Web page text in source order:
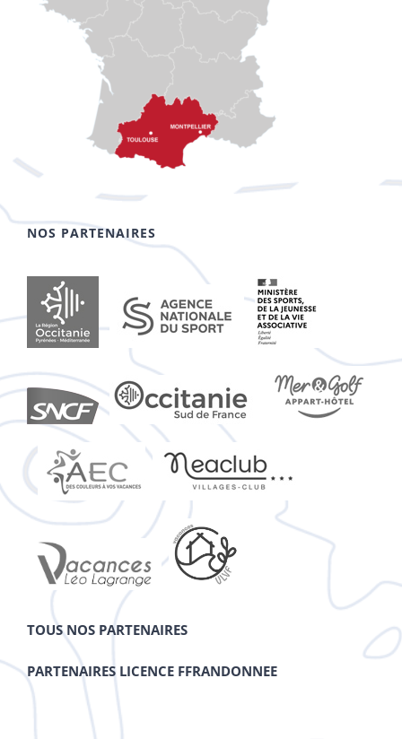
NOS PARTENAIRES
TOUS NOS PARTENAIRES
PARTENAIRES LICENCE FFRANDONNEE